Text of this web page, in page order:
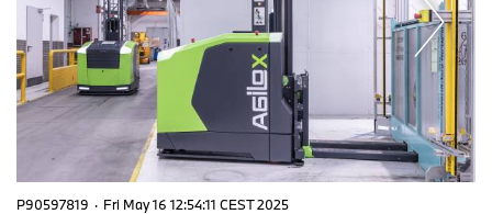
P90597819 · Fri May 16 12:54:11 CEST 2025